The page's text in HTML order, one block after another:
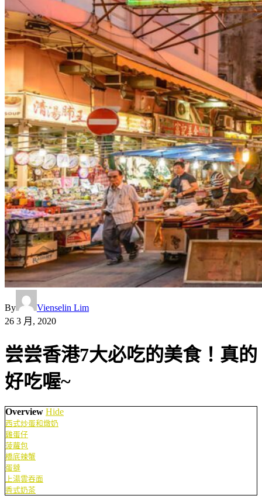
By
Vienselin Lim
26 3 月, 2020
尝尝香港7大必吃的美食！真的
好吃喔~
Overview Hide
西式炒蛋和燉奶
雞蛋仔
菠蘿包
橋底辣蟹
蛋撻
上湯雲吞面
香式奶茶